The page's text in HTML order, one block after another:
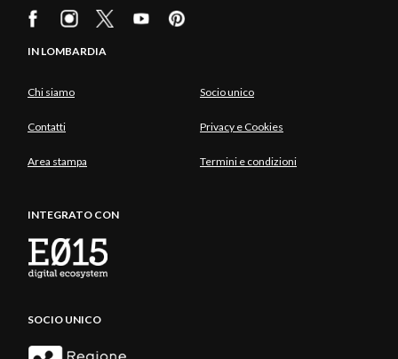
IN LOMBARDIA
Chi siamo Socio unico
Contatti Privacy e Cookies
Area stampa Termini e condizioni
INTEGRATO CON
SOCIO UNICO